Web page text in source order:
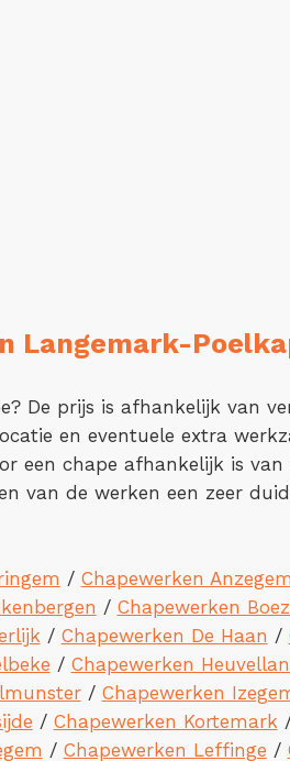
Langemark-
De prijs is afhankelijk van
en eventuele extra
een chape afhankelijk is
van de werken een zeer
/ Chapewerken Anzegem
/ Chapewerken
/ Chapewerken De Haan /
/ Chapewerken
/ Chapewerken
/ Chapewerken Kortemark
/ Chapewerken Leffinge /